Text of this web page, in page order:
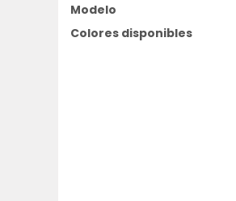
Modelo
Colores disponibles